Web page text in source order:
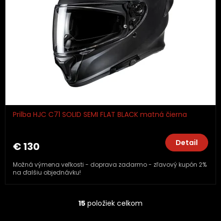
Prilba HJC C71 SOLID SEMI FLAT BLACK matná čierna
€ 130 Detail
Možná výmena veľkosti - doprava zadarmo - zľavový kupón 2%
na ďalšiu objednávku!
O
15 položiek celkom